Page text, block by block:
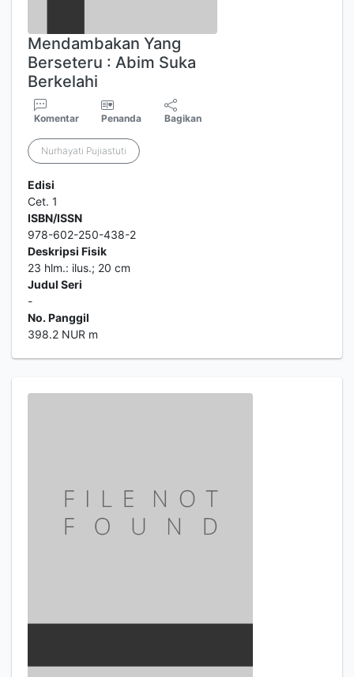
Mendambakan Yang
Berseteru : Abim Suka
Berkelahi
Komentar Penanda Bagikan
Nurhayati Pujiastuti
Edisi
Cet. 1
ISBN/ISSN
978-602-250-438-2
Deskripsi Fisik
23 hlm.: ilus.; 20 cm
Judul Seri
-
No. Panggil
398.2 NUR m